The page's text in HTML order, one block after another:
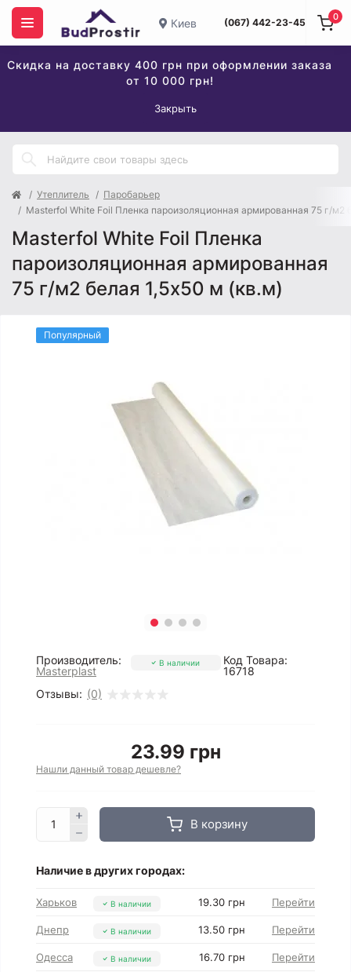
Киев (067) 442-23-45
Скидка на доставку 400 грн при оформлении заказа
от 10 000 грн!
Закрыть
0
Утеплитель
Паробарьер
Masterfol White Foil Пленка пароизоляционная армированная 75 г/м2
Masterfol White Foil Пленка
пароизоляционная армированная
75 г/м2 белая 1,5x50 м (кв.м)
Популярный
Производитель:
Masterplast
Код Товара:
16718
Отзывы: (0)
В наличии
23.99 грн
Нашли данный товар дешевле?
В корзину
Наличие в других городах:
Харьков В наличии 19.30 грн Перейти
Днепр В наличии 13.50 грн Перейти
Одесса В наличии 16.70 грн Перейти